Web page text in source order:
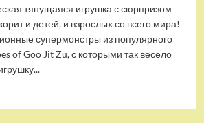
тянущаяся игрушка с сюрпризом
и детей, и взрослых со всего мира!
супермонстры из популярного
of Goo Jit Zu, с которыми так весело